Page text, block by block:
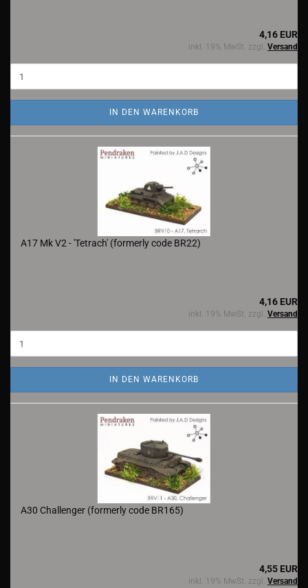
4,16 EUR
inkl. 19% MwSt. zzgl. Versand
IN DEN WARENKORB
A17 Mk V2 - 'Tetrach' (formerly code BR22)
4,16 EUR
inkl. 19% MwSt. zzgl. Versand
IN DEN WARENKORB
A30 Challenger (formerly code BR165)
4,55 EUR
inkl. 19% MwSt. zzgl. Versand